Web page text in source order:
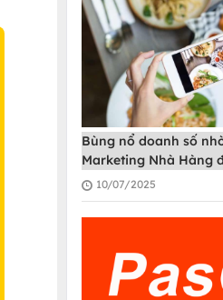
Bùng nổ doanh số
Marketing Nhà Hàng
PasGo
10/07/2025